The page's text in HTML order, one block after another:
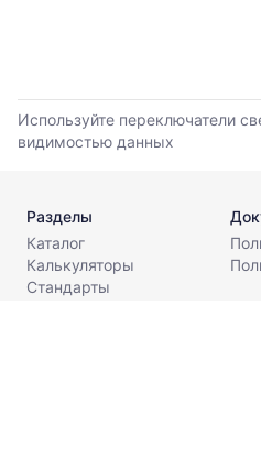
последние
6
месяцев.
чтобы
оценить
тренд
разброс
Используйте переключатели
видимостью данных
Разделы
Каталог
Калькуляторы
Стандарты